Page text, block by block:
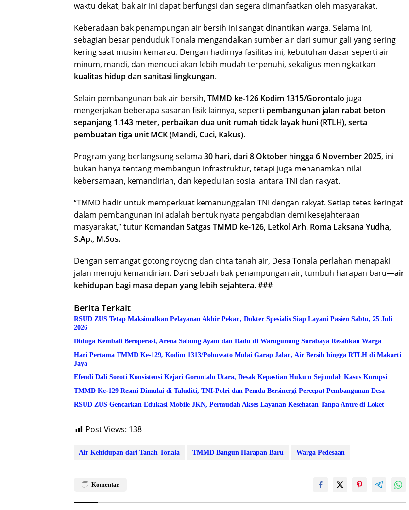
waktu dekat, bak air ini dapat berfungsi dan segera dimanfaatkan oleh masyarakat.
Keberadaan bak penampungan air bersih ini sangat dinantikan warga. Selama ini,
sebagian besar penduduk Tonala mengandalkan sumber air dari sumur gali yang sering
kering saat musim kemarau. Dengan hadirnya fasilitas ini, kebutuhan dasar seperti air
minum, mandi, dan mencuci akan lebih mudah terpenuhi, sekaligus meningkatkan
kualitas hidup dan sanitasi lingkungan.
Selain pembangunan bak air bersih, TMMD ke-126 Kodim 1315/Gorontalo juga
mengerjakan beberapa sasaran fisik lainnya, seperti pembangunan jalan rabat beton
sepanjang 1.143 meter, perbaikan dua unit rumah tidak layak huni (RTLH), serta
pembuatan tiga unit MCK (Mandi, Cuci, Kakus).
Program yang berlangsung selama 30 hari, dari 8 Oktober hingga 6 November 2025, ini
bukan hanya tentang membangun infrastruktur, tetapi juga menanamkan nilai
kebersamaan, kemandirian, dan kepedulian sosial antara TNI dan rakyat.
“TMMD hadir untuk memperkuat kemanunggalan TNI dengan rakyat. Setiap tetes keringat
dalam pembangunan ini adalah bentuk nyata pengabdian demi kesejahteraan
masyarakat,” tutur Komandan Satgas TMMD ke-126, Letkol Arh. Roma Laksana Yudha,
S.Ap., M.Sos.
Dengan semangat gotong royong dan cinta tanah air, Desa Tonala perlahan menapaki
jalan menuju kemandirian. Dari sebuah bak penampungan air, tumbuh harapan baru—air
kehidupan bagi masa depan yang lebih sejahtera. ###
Berita Terkait
RSUD ZUS Tetap Maksimalkan Pelayanan Akhir Pekan, Dokter Spesialis Siap Layani Pasien Sabtu, 25 Juli
2026
Diduga Kembali Beroperasi, Arena Sabung Ayam dan Dadu di Warugunung Surabaya Resahkan Warga
Hari Pertama TMMD Ke-129, Kodim 1313/Pohuwato Mulai Garap Jalan, Air Bersih hingga RTLH di Makarti
Jaya
Efendi Dali Soroti Konsistensi Kejari Gorontalo Utara, Desak Kepastian Hukum Sejumlah Kasus Korupsi
TMMD Ke-129 Resmi Dimulai di Taluditi, TNI-Polri dan Pemda Bersinergi Percepat Pembangunan Desa
RSUD ZUS Gencarkan Edukasi Mobile JKN, Permudah Akses Layanan Kesehatan Tanpa Antre di Loket
Post Views: 138
Air Kehidupan dari Tanah Tonala TMMD Bangun Harapan Baru Warga Pedesaan
Komentar